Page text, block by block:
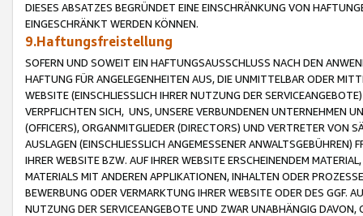
DIESES ABSATZES BEGRÜNDET EINE EINSCHRÄNKUNG VON
EINGESCHRÄNKT WERDEN KÖNNEN.
9.Haftungsfreistellung
SOFERN UND SOWEIT EIN HAFTUNGSAUSSCHLUSS NACH DEN
HAFTUNG FÜR ANGELEGENHEITEN AUS, DIE UNMITTELBAR ODER
WEBSITE (EINSCHLIESSLICH IHRER NUTZUNG DER
VERPFLICHTEN SICH, UNS, UNSERE VERBUNDENEN UNTERNEHMEN
(OFFICERS), ORGANMITGLIEDER (DIRECTORS) UND VERTRETER VON
AUSLAGEN (EINSCHLIESSLICH ANGEMESSENER
IHRER WEBSITE BZW. AUF IHRER WEBSITE ERSCHEINENDEM
MATERIALS MIT ANDEREN APPLIKATIONEN, INHALTEN ODER
BEWERBUNG ODER VERMARKTUNG IHRER WEBSITE ODER DES GGF.
NUTZUNG DER SERVICEANGEBOTE UND ZWAR UNABHÄNGIG